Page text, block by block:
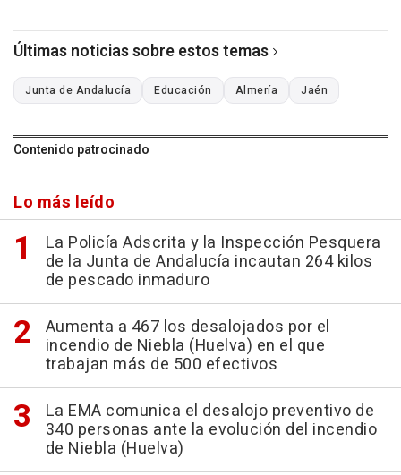
Últimas noticias sobre estos temas
Junta de Andalucía Educación Almería Jaén
Contenido patrocinado
Lo más leído
La Policía Adscrita y la Inspección Pesquera
de la Junta de Andalucía incautan 264 kilos
de pescado inmaduro
Aumenta a 467 los desalojados por el
incendio de Niebla (Huelva) en el que
trabajan más de 500 efectivos
La EMA comunica el desalojo preventivo de
340 personas ante la evolución del incendio
de Niebla (Huelva)